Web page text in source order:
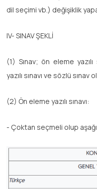
dil seçimi vb.) değişiklik
IV- SINAV ŞEKLİ
(1) Sınav; ön eleme
yazılı sınavı ve sözlü
(2) Ön eleme yazılı sınavı:
- Çoktan seçmeli olup